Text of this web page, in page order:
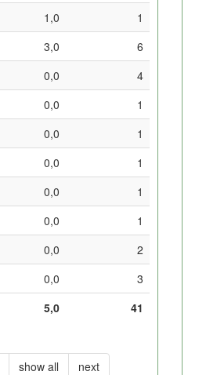
1,0
1
3,0
6
0,0
4
0,0
1
0,0
1
0,0
1
0,0
1
0,0
1
0,0
2
0,0
3
5,0
41
show all next